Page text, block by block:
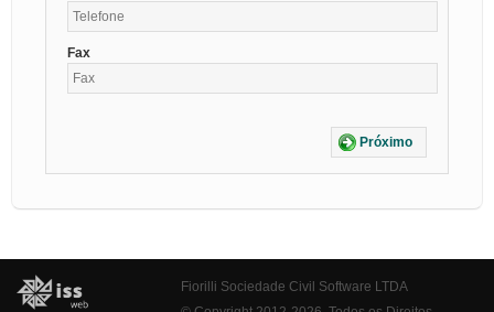
Fax
Próximo
Fiorilli Sociedade Civil Software LTDA